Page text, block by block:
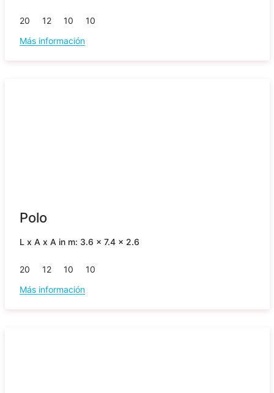
20 12 10
10
Más información
Polo
L x A x A in m: 3.6 x 7.4 x 2.6
20 12 10
10
Más información